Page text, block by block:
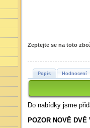
Zeptejte se na toto
Popis Hodnocení
Do nabídky jsme
POZOR NOVĚ DVĚ